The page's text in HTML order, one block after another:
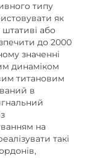
типу
як
або
до 2000
значенні
динаміком
титановим
в
на
такі